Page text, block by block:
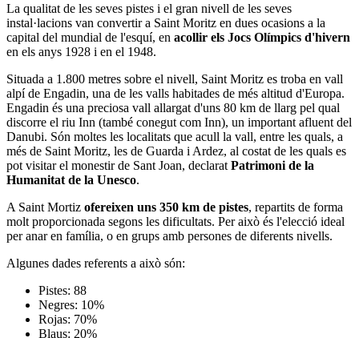
La qualitat de les seves pistes i el gran nivell de les seves
instal·lacions van convertir a Saint Moritz en dues ocasions a la
capital del mundial de l'esquí, en acollir els Jocs Olímpics d'hivern
en els anys 1928 i en el 1948.
Situada a 1.800 metres sobre el nivell, Saint Moritz es troba en vall
alpí de Engadin, una de les valls habitades de més altitud d'Europa.
Engadin és una preciosa vall allargat d'uns 80 km de llarg pel qual
discorre el riu Inn (també conegut com Inn), un important afluent del
Danubi. Són moltes les localitats que acull la vall, entre les quals, a
més de Saint Moritz, les de Guarda i Ardez, al costat de les quals es
pot visitar el monestir de Sant Joan, declarat Patrimoni de la
Humanitat de la Unesco.
A Saint Mortiz ofereixen uns 350 km de pistes, repartits de forma
molt proporcionada segons les dificultats. Per això és l'elecció ideal
per anar en família, o en grups amb persones de diferents nivells.
Algunes dades referents a això són:
Pistes: 88
Negres: 10%
Rojas: 70%
Blaus: 20%